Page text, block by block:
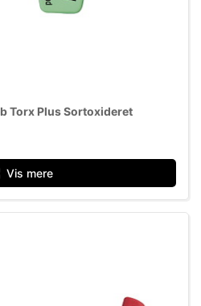
Torx Plus Sortoxideret
Vis mere